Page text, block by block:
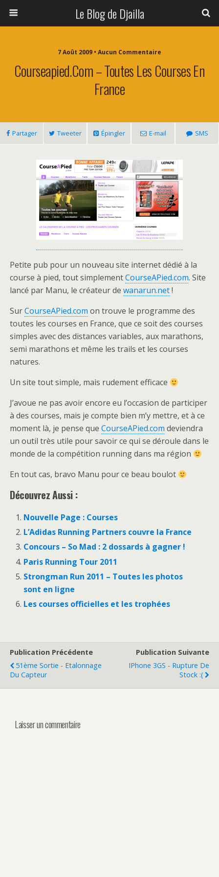
Le Blog de Djailla
7 Août 2009 • Aucun Commentaire
Courseapied.com – Toutes Les Courses En
France
Partager Tweeter Épingler E-mail SMS
Petite pub pour un nouveau site internet dédié à la
course à pied, tout simplementCourseAPied.com. Site
lancé par Manu, le créateur de wanarun.net!
SurCourseAPied.com on trouve le programme des
toutes les courses en France, que ce soit des courses
simples avec des distances variables, aux marathons,
semi marathons et même les trails et les courses
natures.
Un site tout simple, mais rudement efficace
J’avoue ne pas avoir encore eu l’occasion de participer
à des courses, mais je compte bien m’y mettre, et à ce
moment là, je pense que CourseAPied.com deviendra
un outil très utile pour savoir ce qui se déroule dans le
monde de la compétition running dans ma région
En tout cas, bravo Manu pour ce beau boulot
Découvrez Aussi :
Nouvelle Page : Courses
L’Adidas Running Partners couvre la France
Concours – So Mad : 2 dossards à gagner !
Paris Running Tour 2011
Strongman Run 2011 – Toutes les photos
sont en ligne
Les courses officielles et les trophées
Publication Précédente
51ème Sortie - Etalonnage
Du Capteur
Publication Suivante
IPhone 3GS - Rupture De
Stock :(
Laisser un commentaire